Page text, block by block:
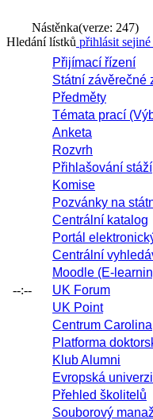
Nástěnka(verze: 247)
Hledání lístků přihlásit sejiné
--:--
Přijímací řízení
Státní závěrečné
Předměty
Témata prací
Anketa
Rozvrh
Přihlašování stáží
Komise
Pozvánky na
Centrální katalog
Portál
Centrální
Moodle (E-
UK Forum
UK Point
Centrum Carolina
Platforma
Klub Alumni
Evropská
Přehled školitelů
Souborový